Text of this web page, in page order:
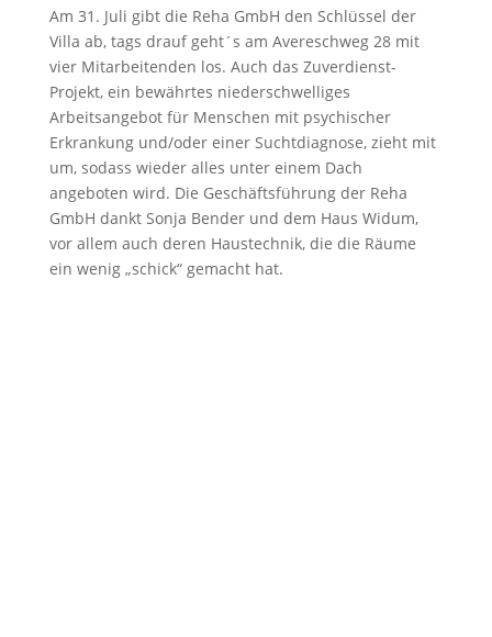
Am 31. Juli gibt die Reha GmbH den Schlüssel der
Villa ab, tags drauf geht´s am Avereschweg 28 mit
vier Mitarbeitenden los. Auch das Zuverdienst-
Projekt, ein bewährtes niederschwelliges
Arbeitsangebot für Menschen mit psychischer
Erkrankung und/oder einer Suchtdiagnose, zieht mit
um, sodass wieder alles unter einem Dach
angeboten wird. Die Geschäftsführung der Reha
GmbH dankt Sonja Bender und dem Haus Widum,
vor allem auch deren Haustechnik, die die Räume
ein wenig „schick“ gemacht hat.